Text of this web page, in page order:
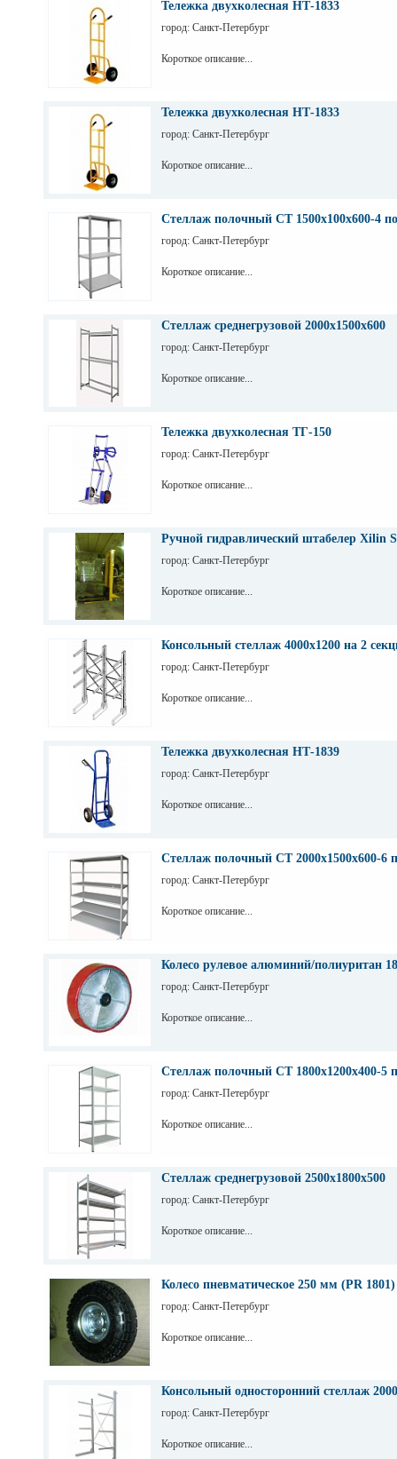
Тележка двухколесная НТ-1833
город: Санкт-Петербург
Короткое описание...
Тележка двухколесная НТ-1833
город: Санкт-Петербург
Короткое описание...
Стеллаж полочный СТ 1500х100х600-4
город: Санкт-Петербург
Короткое описание...
Стеллаж среднегрузовой 2000х1500х600
город: Санкт-Петербург
Короткое описание...
Тележка двухколесная ТГ-150
город: Санкт-Петербург
Короткое описание...
Ручной гидравлический штабелер Xilin
город: Санкт-Петербург
Короткое описание...
Консольный стеллаж 4000х1200 на 2
город: Санкт-Петербург
Короткое описание...
Тележка двухколесная НТ-1839
город: Санкт-Петербург
Короткое описание...
Стеллаж полочный СТ 2000х1500х600-6
город: Санкт-Петербург
Короткое описание...
Колесо рулевое алюминий/полиуритан
город: Санкт-Петербург
Короткое описание...
Стеллаж полочный СТ 1800х1200х400-5
город: Санкт-Петербург
Короткое описание...
Стеллаж среднегрузовой 2500х1800х500
город: Санкт-Петербург
Короткое описание...
Колесо пневматическое 250 мм (PR 1801)
город: Санкт-Петербург
Короткое описание...
Консольный односторонний стеллаж
город: Санкт-Петербург
Короткое описание...